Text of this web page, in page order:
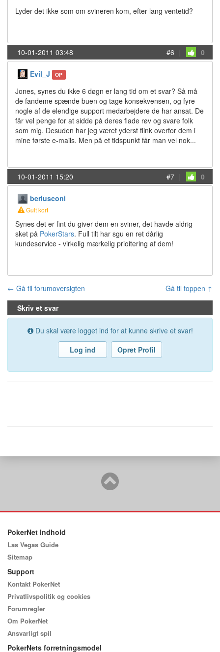
Lyder det ikke som om svineren kom, efter lang ventetid?
10-01-2011 03:48 #6 | 0
Evil_J OP
Jones, synes du ikke 6 døgn er lang tid om et svar? Så må
de fandeme spænde buen og tage konsekvensen, og fyre
nogle af de elendige support medarbejdere de har ansat. De
får vel penge for at sidde på deres flade røv og svare folk
som mig. Desuden har jeg været yderst flink overfor dem i
mine første e-mails. Men på et tidspunkt får man vel nok...
10-01-2011 15:20 #7 | 0
berlusconi
Gult kort
Synes det er fint du giver dem en sviner, det havde aldrig
sket på PokerStars. Full tilt har sgu en ret dårlig
kundeservice - virkelig mærkelig prioitering af dem!
← Gå til forumoversigten
Gå til toppen ↑
Skriv et svar
Du skal være logget ind for at kunne skrive et svar!
Log ind
Opret Profil
PokerNet Indhold
Las Vegas Guide
Sitemap
Support
Kontakt PokerNet
Privatlivspolitik og cookies
Forumregler
Om PokerNet
Ansvarligt spil
PokerNets forretningsmodel